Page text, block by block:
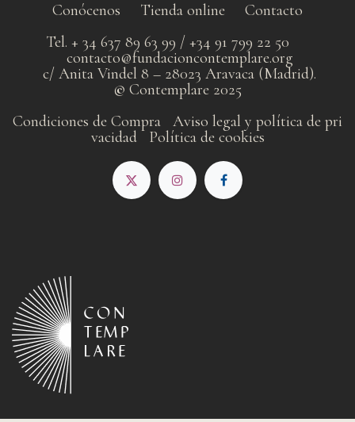
Conócenos Tienda online
Contacto
Tel. + 34 637 89 63 99 / +34 91 799 22 50
contacto@fundacioncontemplare.org
c/ Anita Vindel 8 – 28023 Aravaca (Madrid).
© Contemplare 2025
Condiciones de Compra
Aviso legal y política de pri​
vacidad
Política de cookies